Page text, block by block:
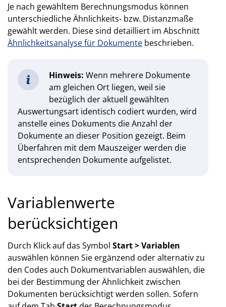
Je nach gewähltem Berechnungsmodus können
unterschiedliche Ähnlichkeits- bzw. Distanzmaße
gewählt werden. Diese sind detailliert im Abschnitt
Ähnlichkeitsanalyse für Dokumente beschrieben.
Hinweis: Wenn mehrere Dokumente
am gleichen Ort liegen, weil sie
bezüglich der aktuell gewählten
Auswertungsart identisch codiert wurden, wird
anstelle eines Dokuments die Anzahl der
Dokumente an dieser Position gezeigt. Beim
Überfahren mit dem Mauszeiger werden die
entsprechenden Dokumente aufgelistet.
Variablenwerte
berücksichtigen
Durch Klick auf das Symbol Start > Variablen
auswählen können Sie ergänzend oder alternativ zu
den Codes auch Dokumentvariablen auswählen, die
bei der Bestimmung der Ähnlichkeit zwischen
Dokumenten berücksichtigt werden sollen. Sofern